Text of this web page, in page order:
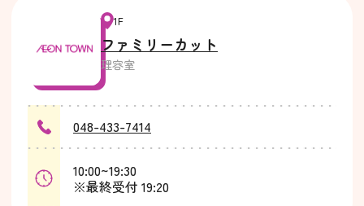
1F
ファミリーカット
理容室
048-433-7414
10:00~19:30
※最終受付 19:20